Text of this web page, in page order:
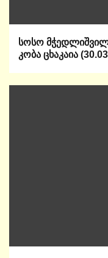
სოსო
კობა ცხაკაია